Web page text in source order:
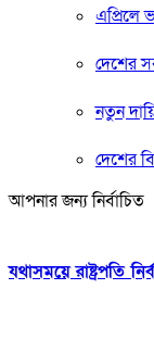
এপ্রিলে
দেশের
নতুন
দেশের
আপনার জন্য নির্বাচিত
যথাসময়ে রাষ্ট্রপতি